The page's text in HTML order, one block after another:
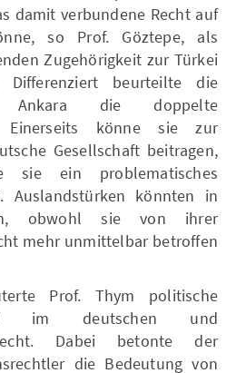
damit verbundene Recht auf
so Prof. Göztepe, als
Zugehörigkeit zur Türkei
Differenziert beurteilte die
Ankara die doppelte
Einerseits könne sie zur
Gesellschaft beitragen,
sie ein problematisches
Auslandstürken könnten in
obwohl sie von ihrer
mehr unmittelbar betroffen
Prof. Thym politische
im deutschen und
Dabei betonte der
die Bedeutung von